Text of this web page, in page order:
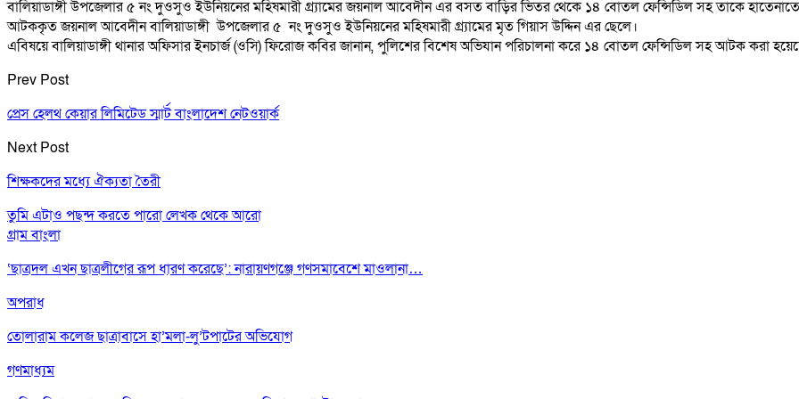
বালিয়াডাঙ্গী উপজেলার ৫ নং দুওসুও ইউনিয়নের মহিষমারী গ্ৰ্যামের জয়নাল আবেদীন এর বসত বাড়ির ভিতর থেকে ১৪ বোতল ফেন্সিডিল সহ তাকে
আটককৃত জয়নাল আবেদীন বালিয়াডাঙ্গী উপজেলার ৫ নং দুওসুও ইউনিয়নের মহিষমারী গ্ৰ্যামের মৃত গিয়াস উদ্দিন এর ছেলে।
এবিষয়ে বালিয়াডাঙ্গী থানার অফিসার ইনচার্জ (ওসি) ফিরোজ কবির জানান, পুলিশের বিশেষ অভিযান পরিচালনা করে ১৪ বোতল ফেন্সিডিল সহ আটক করা
Prev Post
প্রেস হেলথ কেয়ার লিমিটেড স্মার্ট বাংলাদেশ নেটওয়ার্ক
Next Post
শিক্ষকদের মধ্যে ঐক্যতা তৈরী
তুমি এটাও পছন্দ করতে পারোলেখক থেকে আরো
গ্রাম বাংলা
‘ছাত্রদল এখন ছাত্রলীগের রূপ ধারণ করেছে’: নারায়ণগঞ্জে গণসমাবেশে মাওলানা…
অপরাধ
তোলারাম কলেজ ছাত্রাবাসে হা’মলা-লু’টপাটের অভিযোগ
গণমাধ্যম